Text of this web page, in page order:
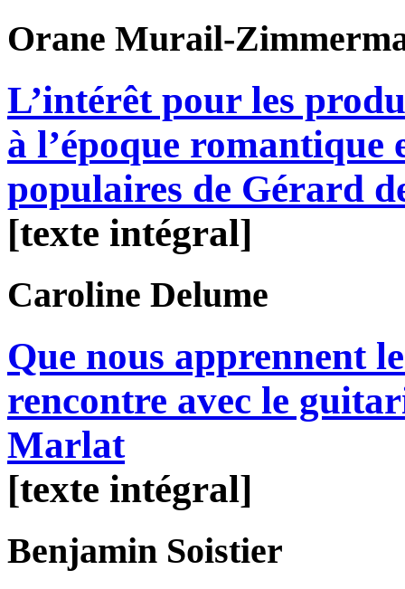
Orane Murail-
L’intérêt pour les
à l’époque romantique
populaires de Gérard
[texte intégral]
Caroline Delume
Que nous apprennent
rencontre avec le
Marlat
[texte intégral]
Benjamin Soistier